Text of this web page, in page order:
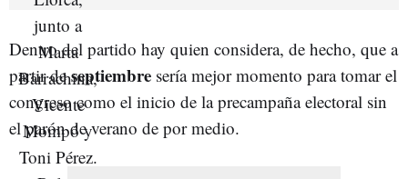
Dentro del partido hay quien considera, de hecho, que a
partir deseptiembre sería mejor momento para tomar el
congreso como el inicio de la precampaña electoral sin
el parón de verano de por medio.